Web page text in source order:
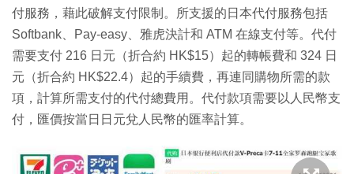
付服務，藉此破解支付限制。所支援的日本代付服務包括
Softbank、Pay-easy、雅虎決計和 ATM 在線支付等。代付
需要支付 216 日元（折合約 HK$15）起的轉帳費和 324 日
元（折合約 HK$22.4）起的手續費，再連同購物所需的款
項，計算所需支付的代付總費用。代付款項需要以人民幣支
付，匯價按當日日元兌人民幣的匯率計算。